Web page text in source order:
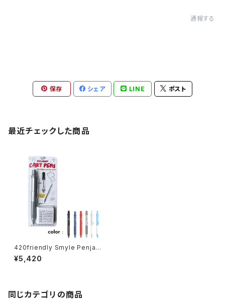
通報する
保存 シェア LINE ポスト
最近チェックした商品
420friendly Smyle Penjami
n Cart Pen －ペン型バッテリ
ー
¥5,420
同じカテゴリの商品